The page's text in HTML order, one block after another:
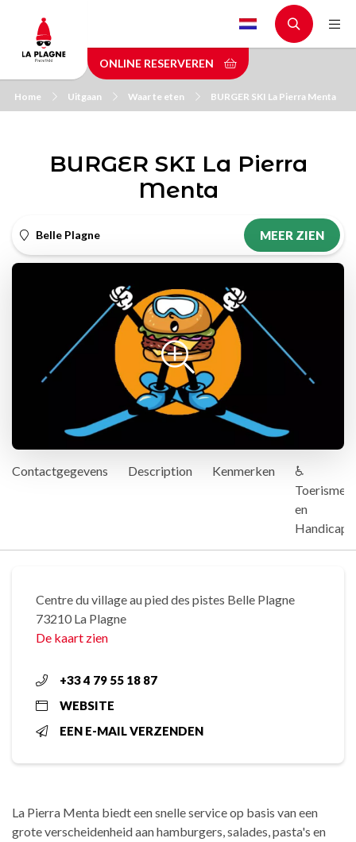
main
content
ONLINE RESERVEREN
Home Uitgaan Waar te eten BURGER SKI La Pierra Menta
BURGER SKI La Pierra
Menta
Belle Plagne MEER ZIEN
Contactgegevens Description Kenmerken
♿
Toerisme
en
Handicap
Centre du village au pied des pistes Belle Plagne
73210 La Plagne
De kaart zien
+33 4 79 55 18 87
WEBSITE
EEN E-MAIL VERZENDEN
La Pierra Menta biedt een snelle service op basis van een
grote verscheidenheid aan hamburgers, salades, pasta's en